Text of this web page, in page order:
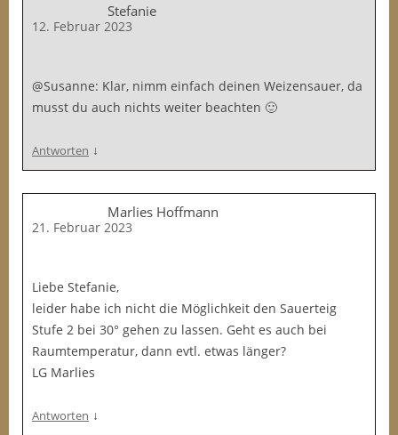
Stefanie
12. Februar 2023
@Susanne: Klar, nimm einfach deinen Weizensauer, da
musst du auch nichts weiter beachten 🙂
Antworten ↓
Marlies Hoffmann
21. Februar 2023
Liebe Stefanie,
leider habe ich nicht die Möglichkeit den Sauerteig
Stufe 2 bei 30° gehen zu lassen. Geht es auch bei
Raumtemperatur, dann evtl. etwas länger?
LG Marlies
Antworten ↓